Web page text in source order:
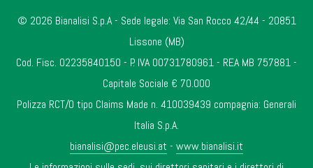
© 2026 Bianalisi S.p.A - Sede legale: Via San Rocco 42/44 - 20851
Lissone (MB)
Cod. Fisc. 02235840150 - P. IVA 00731780961 - REA MB 757881 -
Capitale Sociale € 70.000
Polizza RCT/O tipo Claims Made n. 410039439 compagnia: Generali
Italia S.p.A.
bianalisi@pec.eleusi.at - www.bianalisi.it